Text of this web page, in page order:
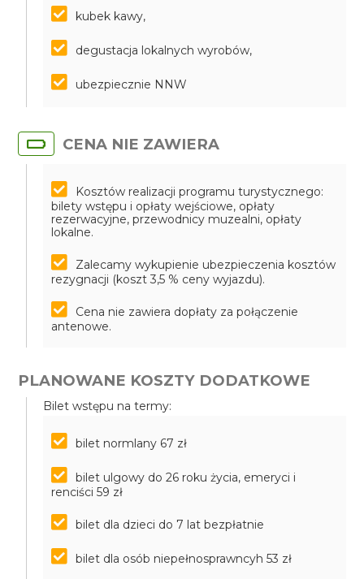
kubek kawy,
degustacja lokalnych wyrobów,
ubezpiecznie NNW
CENA NIE ZAWIERA
Kosztów realizacji programu turystycznego:
bilety wstępu i opłaty wejściowe, opłaty
rezerwacyjne, przewodnicy muzealni, opłaty
lokalne.
Zalecamy wykupienie ubezpieczenia kosztów
rezygnacji (koszt 3,5 % ceny wyjazdu).
Cena nie zawiera dopłaty za połączenie
antenowe.
PLANOWANE KOSZTY DODATKOWE
Bilet wstępu na termy:
bilet normlany 67 zł
bilet ulgowy do 26 roku życia, emeryci i
renciści 59 zł
bilet dla dzieci do 7 lat bezpłatnie
bilet dla osób niepełnosprawncyh 53 zł